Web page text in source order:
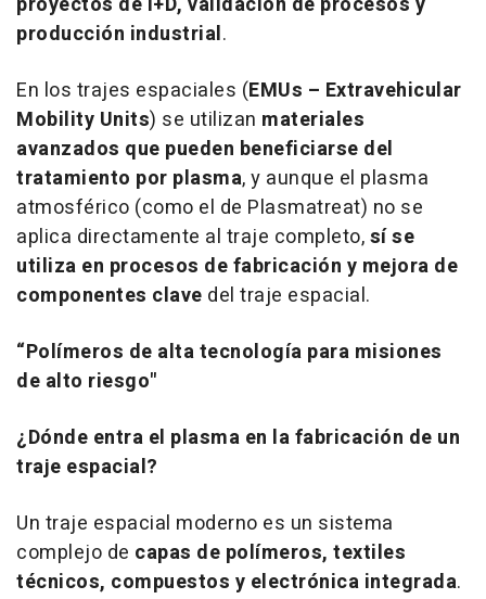
producción industrial.
En los trajes espaciales (EMUs – Extravehicular
Mobility Units) se utilizan materiales
avanzados que pueden beneficiarse del
tratamiento por plasma, y aunque el plasma
atmosférico (como el de Plasmatreat) no se
aplica directamente al traje completo,sí se
utiliza en procesos de fabricación y mejora de
componentes clave del traje espacial.
“Polímeros de alta tecnología para misiones
de alto riesgo"
¿Dónde entra el plasma en la fabricación de un
traje espacial?
Un traje espacial moderno es un sistema
complejo de capas de polímeros, textiles
técnicos, compuestos y electrónica integrada.